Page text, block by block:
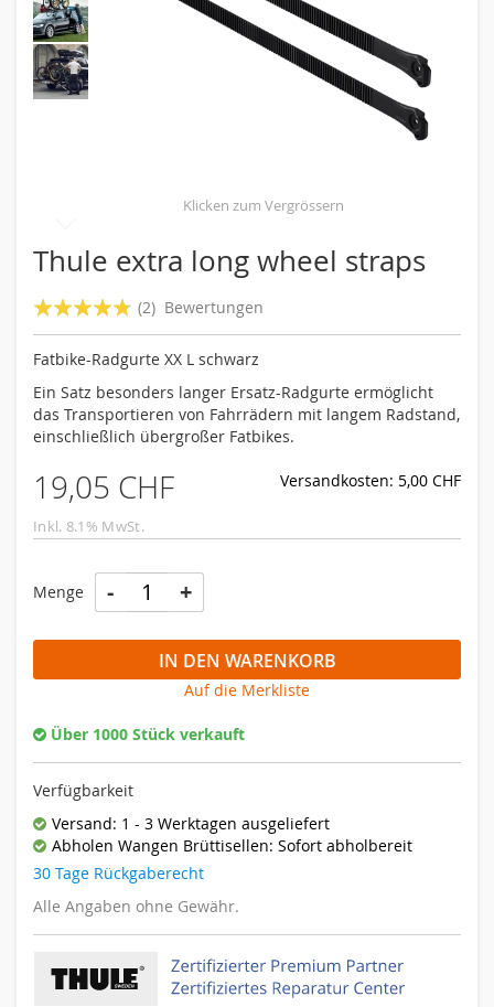
Skip
to
the
beginning
of
the
images
gallery
Thule extra long wheel straps
Bewertung:
90
% of100
(2) Bewertungen
Fatbike-Radgurte XX L schwarz
Ein Satz besonders langer Ersatz-Radgurte ermöglicht
das Transportieren von Fahrrädern mit langem Radstand,
einschließlich übergroßer Fatbikes.
19,05 CHF Versandkosten: 5,00 CHF
Inkl. 8.1% MwSt.
Menge - +
IN DEN WARENKORB
Auf die Merkliste
Über 1000 Stück verkauft
Verfügbarkeit
Versand: 1 - 3 Werktagen ausgeliefert
Abholen Wangen Brüttisellen: Sofort abholbereit
30 Tage Rückgaberecht
Alle Angaben ohne Gewähr.